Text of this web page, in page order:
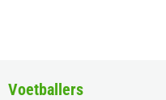
Voetballers